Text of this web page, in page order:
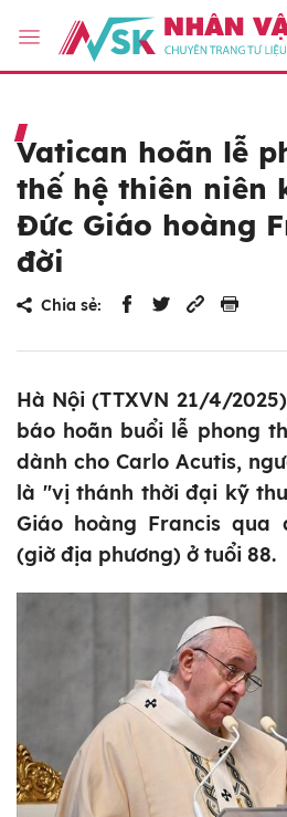
Vatican hoãn lễ
thế hệ thiên niên
Đức Giáo hoàng
đời
Chia sẻ:
Hà Nội (TTXVN 21/4/
báo hoãn buổi lễ phong
dành cho Carlo Acutis,
là "vị thánh thời đại kỹ
Giáo hoàng Francis qua
(giờ địa phương) ở tuổi 88.